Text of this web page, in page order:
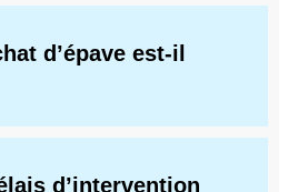
d’épave est-il
d’intervention